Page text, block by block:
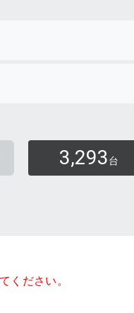
3,293台
ください。